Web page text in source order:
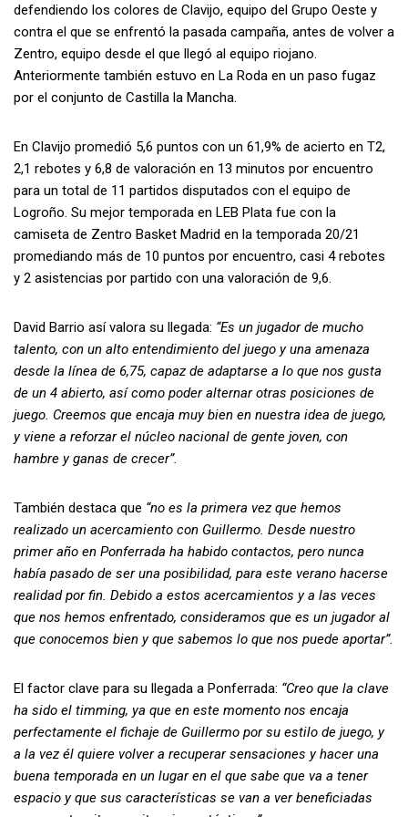
defendiendo los colores de Clavijo, equipo del Grupo Oeste y
contra el que se enfrentó la pasada campaña, antes de volver a
Zentro, equipo desde el que llegó al equipo riojano.
Anteriormente también estuvo en La Roda en un paso fugaz
por el conjunto de Castilla la Mancha.
En Clavijo promedió 5,6 puntos con un 61,9% de acierto en T2,
2,1 rebotes y 6,8 de valoración en 13 minutos por encuentro
para un total de 11 partidos disputados con el equipo de
Logroño. Su mejor temporada en LEB Plata fue con la
camiseta de Zentro Basket Madrid en la temporada 20/21
promediando más de 10 puntos por encuentro, casi 4 rebotes
y 2 asistencias por partido con una valoración de 9,6.
David Barrio así valora su llegada: “Es un jugador de mucho
talento, con un alto entendimiento del juego y una amenaza
desde la línea de 6,75, capaz de adaptarse a lo que nos gusta
de un 4 abierto, así como poder alternar otras posiciones de
juego. Creemos que encaja muy bien en nuestra idea de juego,
y viene a reforzar el núcleo nacional de gente joven, con
hambre y ganas de crecer”.
También destaca que “no es la primera vez que hemos
realizado un acercamiento con Guillermo. Desde nuestro
primer año en Ponferrada ha habido contactos, pero nunca
había pasado de ser una posibilidad, para este verano hacerse
realidad por fin. Debido a estos acercamientos y a las veces
que nos hemos enfrentado, consideramos que es un jugador al
que conocemos bien y que sabemos lo que nos puede aportar”.
El factor clave para su llegada a Ponferrada: “Creo que la clave
ha sido el timming, ya que en este momento nos encaja
perfectamente el fichaje de Guillermo por su estilo de juego, y
a la vez él quiere volver a recuperar sensaciones y hacer una
buena temporada en un lugar en el que sabe que va a tener
espacio y que sus características se van a ver beneficiadas